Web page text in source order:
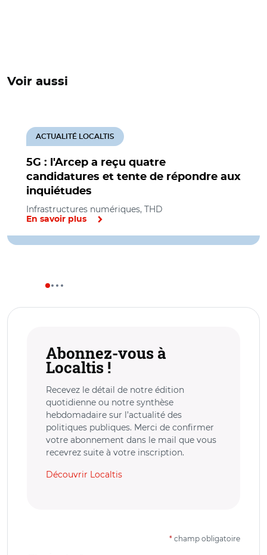
Voir aussi
5G : l'Arcep a reçu quatre
candidatures et tente de répondre aux
inquiétudes
ACTUALITÉ LOCALTIS
Infrastructures numériques, THD
En savoir plus
Abonnez-vous à
Localtis !
Recevez le détail de notre édition
quotidienne ou notre synthèse
hebdomadaire sur l’actualité des
politiques publiques. Merci de confirmer
votre abonnement dans le mail que vous
recevrez suite à votre inscription.
Découvrir Localtis
* champ obligatoire